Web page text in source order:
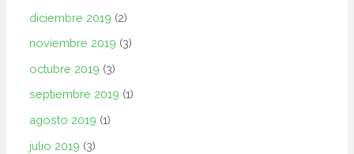
diciembre 2019 (2)
noviembre 2019 (3)
octubre 2019 (3)
septiembre 2019 (1)
agosto 2019 (1)
julio 2019 (3)